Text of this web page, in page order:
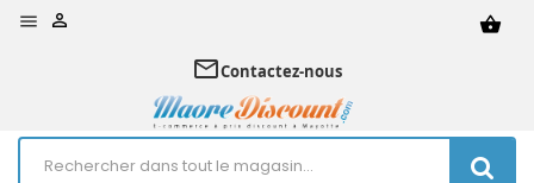
 shopping_basket

mail_outlineContactez-nous